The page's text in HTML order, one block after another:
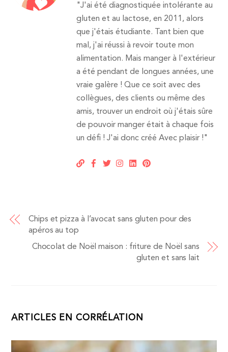
"J'ai été diagnostiquée intolérante au
gluten et au lactose, en 2011, alors
que j'étais étudiante. Tant bien que
mal, j'ai réussi à revoir toute mon
alimentation. Mais manger à l'extérieur
a été pendant de longues années, une
vraie galère ! Que ce soit avec des
collègues, des clients ou même des
amis, trouver un endroit où j'étais sûre
de pouvoir manger était à chaque fois
un défi ! J'ai donc créé Avec plaisir !"
Chips et pizza à l’avocat sans gluten pour des
apéros au top
Chocolat de Noël maison : friture de Noël sans
gluten et sans lait
ARTICLES EN CORRÉLATION